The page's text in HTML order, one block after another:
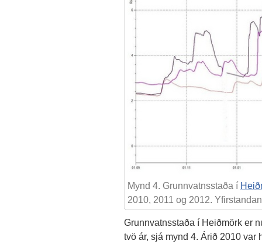
Mynd 4. Grunnvatnsstaða í
2010, 2011 og 2012.
Grunnvatnsstaða í Heiðmörk er
tvö ár, sjá mynd 4. Árið 2010